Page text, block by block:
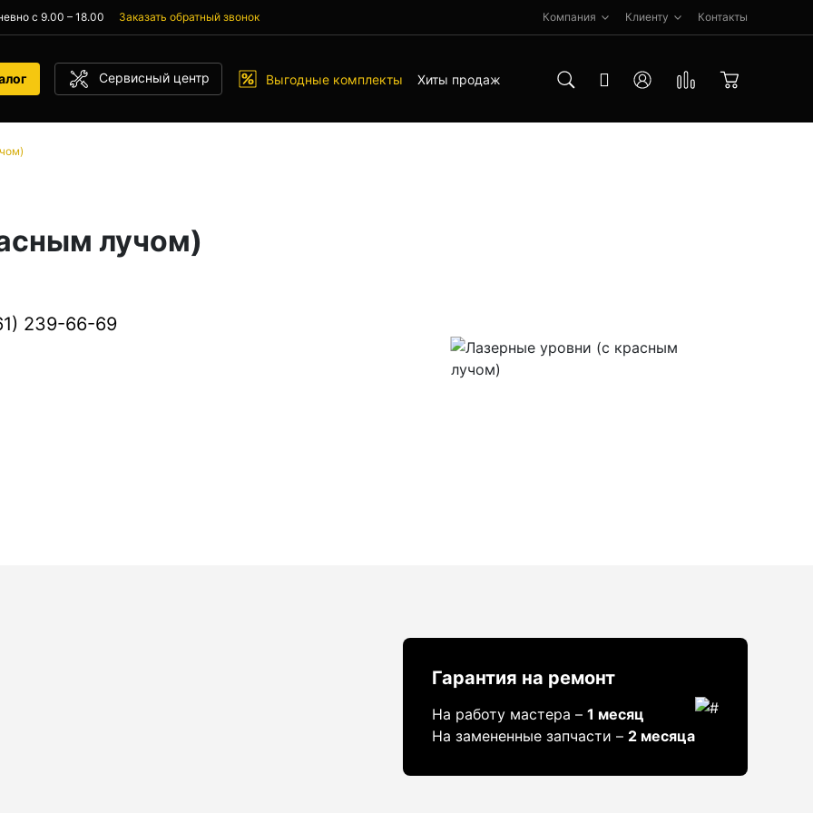
с 9.00 – 18.00 Заказать обратный звонок Компания Клиенту Контакты
Сервисный центр Выгодные комплекты Хиты продаж
лучом)
239-66-69
Гарантия на ремонт
На работу мастера – 1 месяц
На замененные запчасти – 2 месяца